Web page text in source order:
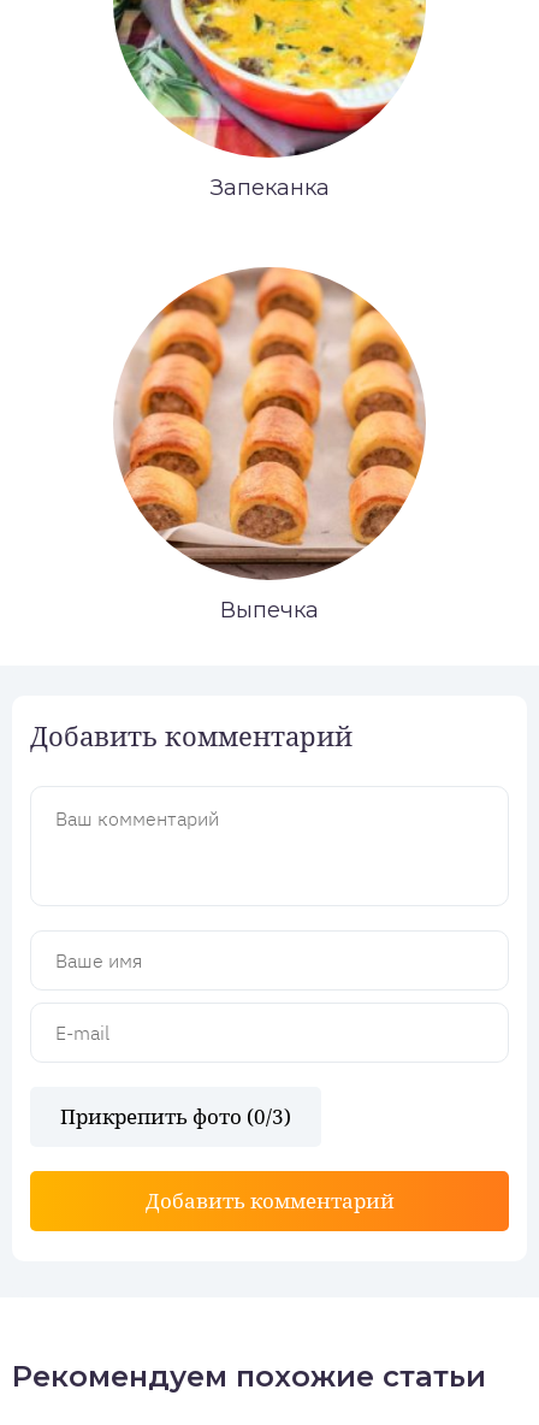
Запеканка
Выпечка
Добавить комментарий
Прикрепить фото (0/3)
Добавить комментарий
Рекомендуем похожие статьи